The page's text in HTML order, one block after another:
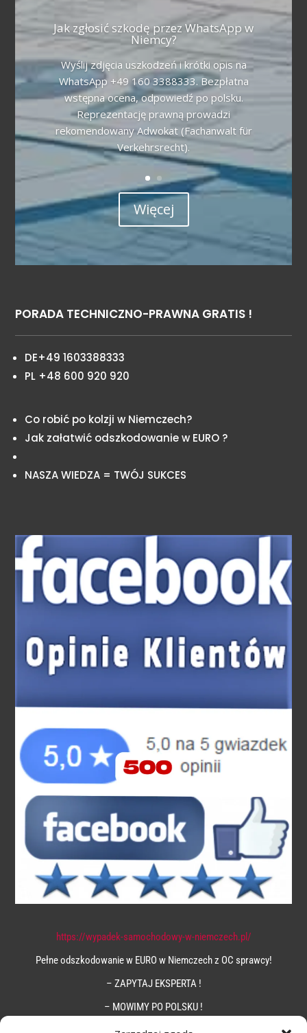
Jak zgłosić szkodę przez WhatsApp w
Niemcy?
Wyślij zdjęcia uszkodzeń i krótki opis na
WhatsApp +49 160 3388333. Bezpłatna
wstępna ocena, odpowiedź po polsku.
Reprezentację prawną prowadzi
rekomendowany Adwokat (Fachanwalt für
Verkehrsrecht).
Więcej
PORADA TECHNICZNO-PRAWNA GRATIS !
DE+49 1603388333
PL +48 600 920 920
Co robić po kolzji w Niemczech?
Jak załatwić odszkodowanie w EURO ?
NASZA WIEDZA = TWÓJ SUKCES
https://wypadek-samochodowy-w-niemczech.pl/
Pełne odszkodowanie w EURO w Niemczech z OC sprawcy!
– ZAPYTAJ EKSPERTA !
– MOWIMY PO POLSKU !